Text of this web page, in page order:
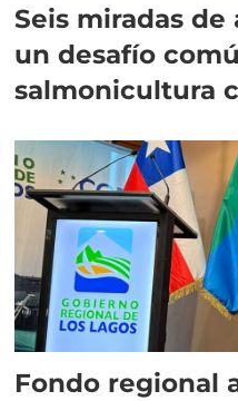
Seis miradas
un desafío
salmonicultura
Fondo regional